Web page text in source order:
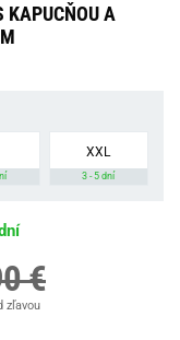
A
XXL
3 - 5 dní
€
zľavou